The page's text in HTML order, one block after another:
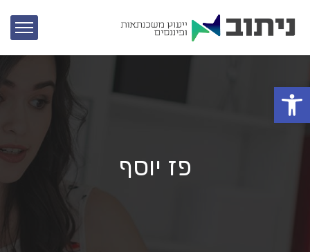
פתח סרגל נגישות
פז יוסף